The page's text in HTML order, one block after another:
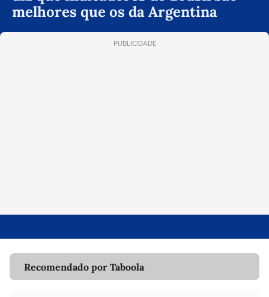
melhores que os da Argentina
PUBLICIDADE
Recomendado por Taboola